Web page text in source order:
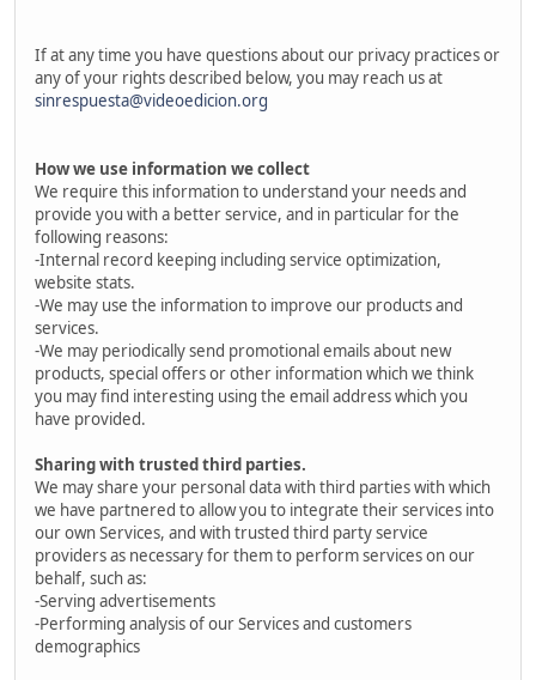
If at any time you have questions about our privacy practices or
any of your rights described below, you may reach us at
sinrespuesta@videoedicion.org
How we use information we collect
We require this information to understand your needs and
provide you with a better service, and in particular for the
following reasons:
-Internal record keeping including service optimization,
website stats.
-We may use the information to improve our products and
services.
-We may periodically send promotional emails about new
products, special offers or other information which we think
you may find interesting using the email address which you
have provided.
Sharing with trusted third parties.
We may share your personal data with third parties with which
we have partnered to allow you to integrate their services into
our own Services, and with trusted third party service
providers as necessary for them to perform services on our
behalf, such as:
-Serving advertisements
-Performing analysis of our Services and customers
demographics